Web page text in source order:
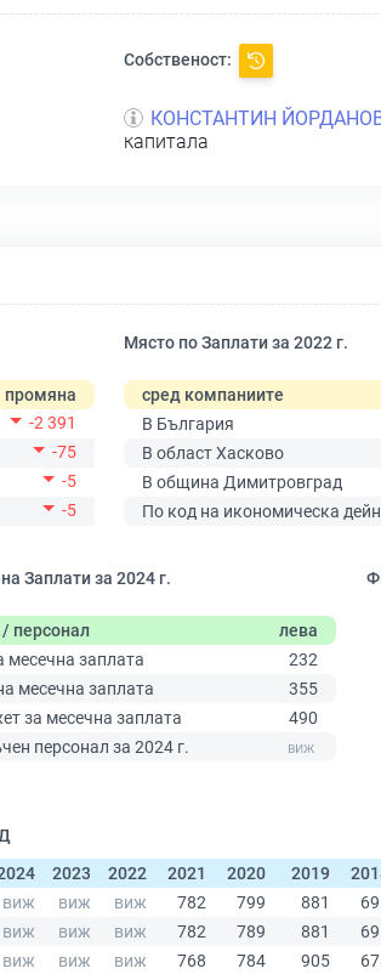
Собственост:
КОНСТАНТИН
капитала
промяна
-2 391
-75
-5
-5
Място по Заплати за 2022 г.
сред компаниите
В България
В област Хасково
В община Димитровград
По код на икономическа
Заплати за 2024 г.
персонал
лева
месечна заплата
232
месечна заплата
355
за месечна заплата
490
персонал за 2024 г.
2023 2022 2021 2020 2019